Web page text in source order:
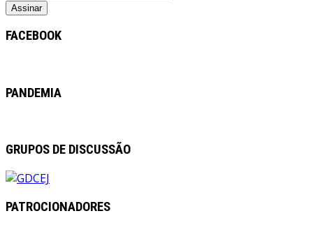
FACEBOOK
PANDEMIA
GRUPOS DE DISCUSSÃO
PATROCIONADORES